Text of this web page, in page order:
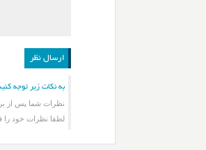
به نکات زیر توجه
نظرات شما پس از
لطفا نظرات خود را